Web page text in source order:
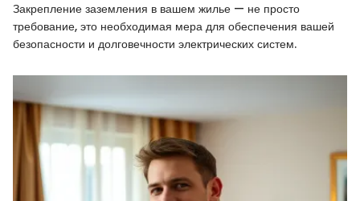
Закрепление заземления в вашем жилье — не просто
требование, это необходимая мера для обеспечения вашей
безопасности и долговечности электрических систем.